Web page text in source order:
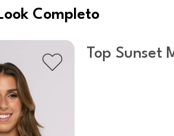
Completo
Top Sunset